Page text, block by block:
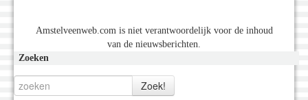
Amstelveenweb.com is niet verantwoordelijk voor de inhoud
van de nieuwsberichten.
Zoeken